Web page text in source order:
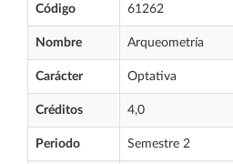
Código 61262
Nombre Arqueometría
Carácter Optativa
Créditos 4,0
Periodo Semestre 2